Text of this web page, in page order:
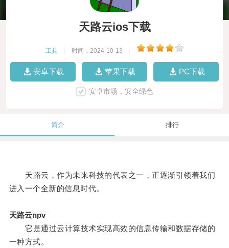
天路云ios下载
工具 时间：2024-10-13
安卓下载 苹果下载 PC下载
安卓市场，安全绿色
简介 排行
天路云，作为未来科技的代表之一，正逐渐引领着我们
进入一个全新的信息时代。
天路云npv
它是通过云计算技术实现高效的信息传输和数据存储的
一种方式。